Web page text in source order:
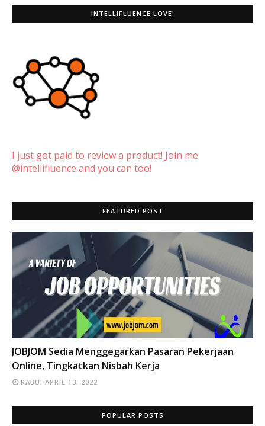
INTELLIFLUENCE LOVE!
I just got paid to review a product! Join me
@intellifluence and you can too!
FEATURED POST
INFO
JOBJOM Sedia Menggegarkan Pasaran Pekerjaan
Online, Tingkatkan Nisbah Kerja
RABU, APRIL 13, 2022
POPULAR POSTS